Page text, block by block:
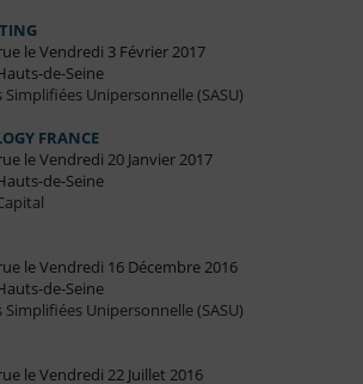
le Vendredi 3 Février 2017
de-Seine
Unipersonnelle (SASU)
FRANCE
le Vendredi 20 Janvier 2017
de-Seine
le Vendredi 16 Décembre 2016
de-Seine
Unipersonnelle (SASU)
le Vendredi 22 Juillet 2016